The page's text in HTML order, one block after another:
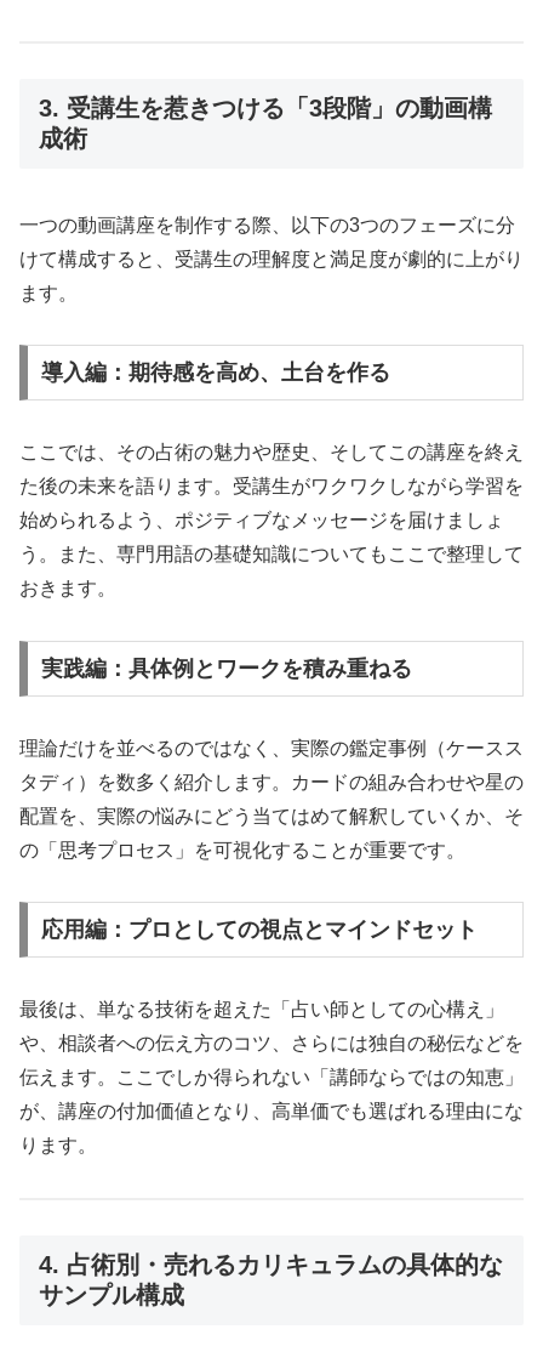
3. 受講生を惹きつける「3段階」の動画構
成術
一つの動画講座を制作する際、以下の3つのフェーズに分
けて構成すると、受講生の理解度と満足度が劇的に上がり
ます。
導入編：期待感を高め、土台を作る
ここでは、その占術の魅力や歴史、そしてこの講座を終え
た後の未来を語ります。受講生がワクワクしながら学習を
始められるよう、ポジティブなメッセージを届けましょ
う。また、専門用語の基礎知識についてもここで整理して
おきます。
実践編：具体例とワークを積み重ねる
理論だけを並べるのではなく、実際の鑑定事例（ケースス
タディ）を数多く紹介します。カードの組み合わせや星の
配置を、実際の悩みにどう当てはめて解釈していくか、そ
の「思考プロセス」を可視化することが重要です。
応用編：プロとしての視点とマインドセット
最後は、単なる技術を超えた「占い師としての心構え」
や、相談者への伝え方のコツ、さらには独自の秘伝などを
伝えます。ここでしか得られない「講師ならではの知恵」
が、講座の付加価値となり、高単価でも選ばれる理由にな
ります。
4. 占術別・売れるカリキュラムの具体的な
サンプル構成